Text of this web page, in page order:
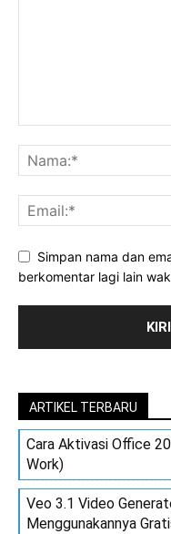
Simpan nama dan
berkomentar lagi lain
ARTIKEL TERBARU
Cara Aktivasi Office
Work)
Veo 3.1 Video
Menggunakannya